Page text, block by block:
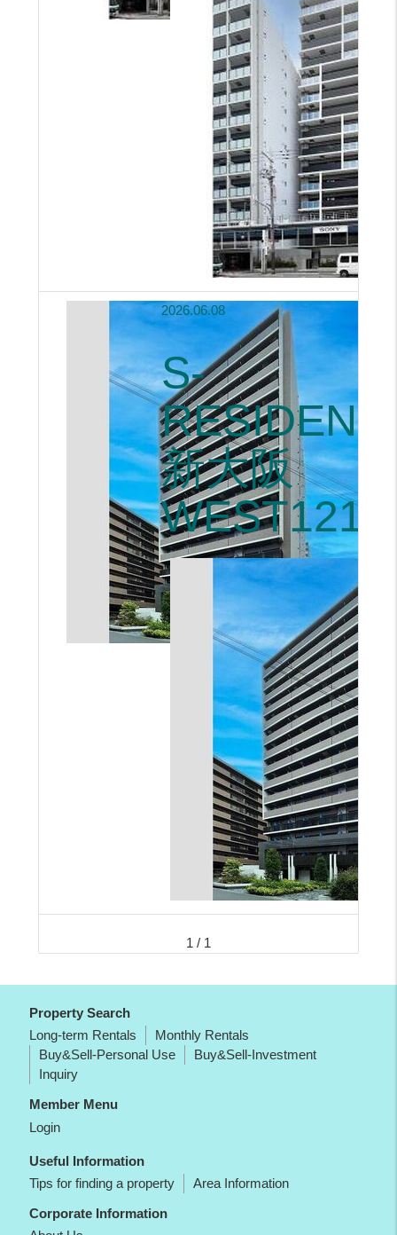
2026.06.08
S-
新大阪
WEST1215
1 / 1
Property Search
Long-term Rentals
Monthly Rentals
Buy&Sell-Personal Use
Buy&Sell-Investment
Inquiry
Member Menu
Login
Useful Information
Tips for finding a property
Area Information
Corporate Information